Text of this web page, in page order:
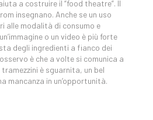
a costruire il “food theatre”. Il
insegnano. Anche se un uso
alle modalità di consumo e
o un video è più forte
degli ingredienti a fianco dei
è che a volte si comunica a
è sguarnita, un bel
mancanza in un’opportunità.